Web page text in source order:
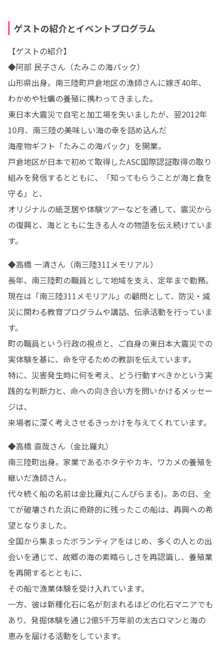
ゲストの紹介とイベントプログラム
【ゲストの紹介】
◆阿部 民子さん（たみこの海パック）
山形県出身。南三陸町戸倉地区の漁師さんに嫁ぎ40年、
わかめや牡蠣の養殖に携わってきました。
東日本大震災で自宅と加工場を失いましたが、翌2012年
10月、南三陸の美味しい海の幸を詰め込んだ
海産物ギフト「たみこの海パック」を開業。
戸倉地区が日本で初めて取得したASC国際認証取得の取り
組みを発信するとともに、「知ってもらうことが海と食を
守る」と、
オリジナルの紙芝居や体験ツアーなどを通して、震災から
の復興と、海とともに生きる人々の物語を伝え続けていま
す。
◆高橋 一清さん（南三陸311メモリアル）
長年、南三陸町の職員として地域を支え、定年まで勤務。
現在は「南三陸311メモリアル」の顧問として、防災・減
災に関わる教育プログラムや講話、伝承活動を行っていま
す。
町の職員という行政の視点と、ご自身の東日本大震災での
実体験を基に、命を守るための教訓を伝えています。
特に、災害発生時に何を考え、どう行動すべきかという実
践的な判断力と、命への向き合い方を問いかけるメッセー
ジは、
来場者に深く考えさせるきっかけを与えてくれています。
◆高橋 直哉さん（金比羅丸）
南三陸町出身。家業であるホタテやカキ、ワカメの養殖を
継いだ漁師さん。
代々続く船の名前は金比羅丸(こんぴらまる)。あの日、全
てが破壊された浜に奇跡的に残ったこの船は、再興への希
望となりました。
全国から集まったボランティアをはじめ、多くの人との出
会いを通じて、故郷の海の素晴らしさを再認識し、養殖業
を再開するとともに、
その船で漁業体験を受け入れています。
一方、彼は新種化石に名が刻まれるほどの化石マニアでも
あり、発掘体験を通じ2億5千万年前の太古ロマンと海の
恵みを届ける活動をしています。